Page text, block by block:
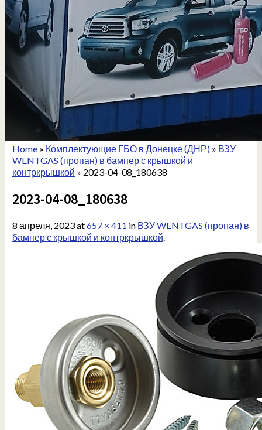
Home» Комплектующие ГБО в Донецке (ДНР)» ВЗУ
WENTGAS (пропан) в бампер с крышкой и
контркрышкой » 2023-04-08_180638
2023-04-08_180638
8 апреля, 2023at657 × 411 in ВЗУ WENTGAS (пропан) в
бампер с крышкой и контркрышкой.